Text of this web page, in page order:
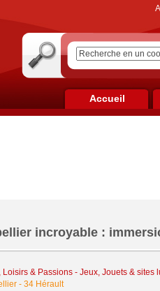
Accueil
incroyable :
Loisirs & Passions- Jeux, Jouets & sites
- 34 Hérault